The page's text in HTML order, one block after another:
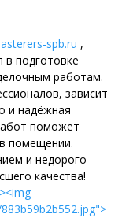
spb.ru ,
в подготовке
работам.
зависит
и надёжная
поможет
помещении.
и недорого
качества!